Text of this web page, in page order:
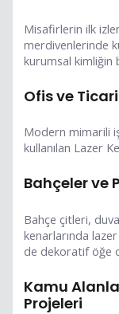
Misafirlerin ilk
merdivenlerinde
kurumsal kimliğin
Ofis ve
Modern mimarili
kullanılan Lazer
Bahçeler ve
Bahçe çitleri,
kenarlarında
de dekoratif öğe
Kamu
Projeleri